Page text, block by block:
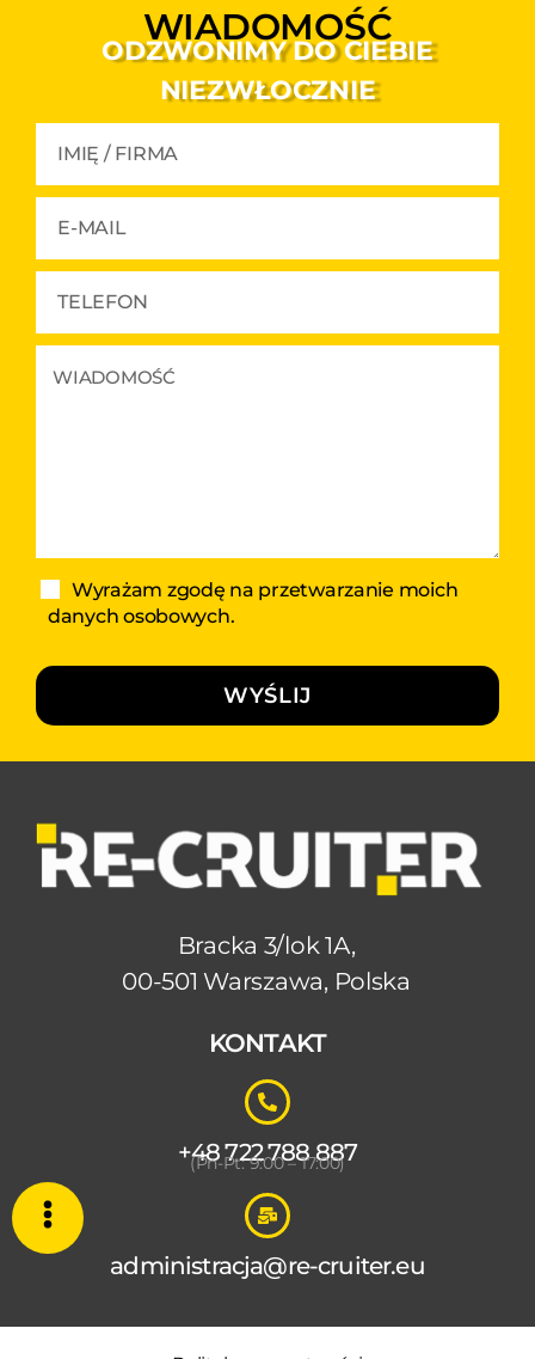
WIADOMOŚĆ
ODZWONIMY DO CIEBIE
NIEZWŁOCZNIE
Wyrażam zgodę na przetwarzanie moich
danych osobowych.
WYŚLIJ
Bracka 3/lok 1A,
00-501 Warszawa, Polska
KONTAKT
+48 722 788 887
(Pn-Pt: 9:00 – 17:00)
administracja@re-cruiter.eu